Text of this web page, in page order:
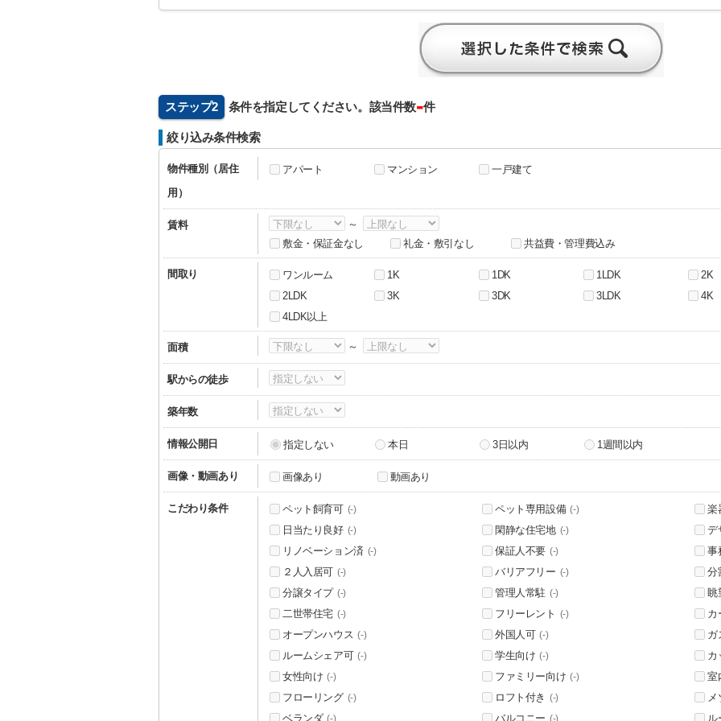
ステップ2 条件を指定してください。該当件数-件
絞り込み条件検索
物件種別（居住
用）
アパート マンション 一戸建て
賃料
～
敷金・保証金なし
礼金・敷引なし 共益費・管理費込み
間取り ワンルーム 1K 1DK 1LDK 2K
2LDK
3K 3DK 3LDK 4K
4LDK以上
面積 ～
駅からの徒歩
築年数
情報公開日 指定しない 本日 3日以内 1週間以内
画像・動画あり 画像あり 動画あり
こだわり条件 ペット飼育可 (-) ペット専用設備 (-) 楽
日当たり良好 (-) 閑静な住宅地 (-) デ
リノベーション済 (-) 保証人不要 (-) 事
２人入居可 (-) バリアフリー (-) 分
分譲タイプ (-) 管理人常駐 (-) 眺
二世帯住宅 (-) フリーレント (-) カ
オープンハウス (-) 外国人可 (-) ガ
ルームシェア可 (-) 学生向け (-) カ
女性向け (-) ファミリー向け (-) 室
フローリング (-) ロフト付き (-) メ
ベランダ (-) バルコニー (-) ル